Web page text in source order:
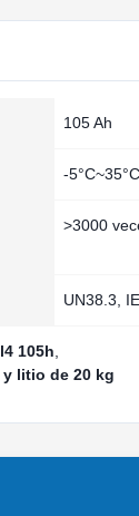
105 Ah
-5°C~35°C
>3000
UN38.3,
105h
litio de 20 kg